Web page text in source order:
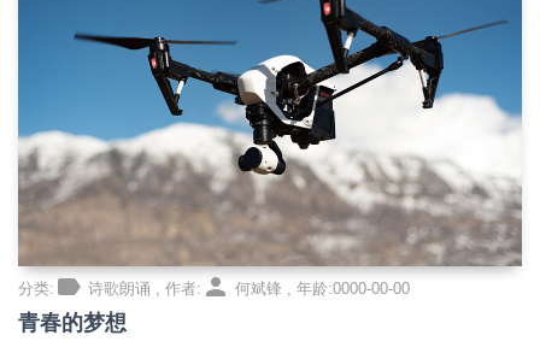
分类: label 诗歌朗诵 , 作者: person 何斌锋 , 年龄:0000-00-00
青春的梦想